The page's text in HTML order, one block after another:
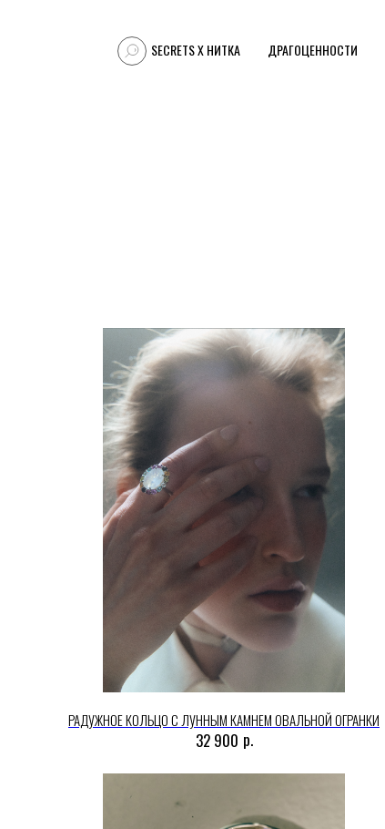
SECRETS X НИТКА ДРАГОЦЕННОСТИ
РАДУЖНОЕ КОЛЬЦО С ЛУННЫМ КАМНЕМ ОВАЛЬНОЙ ОГРАНКИ
32 900 р.